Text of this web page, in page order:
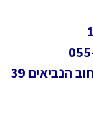
הנביאים 39